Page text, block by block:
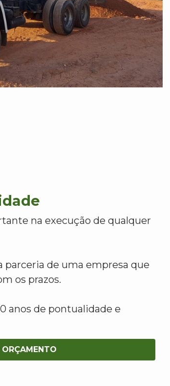
na execução de qualquer
de uma empresa que
os prazos.
anos de pontualidade e